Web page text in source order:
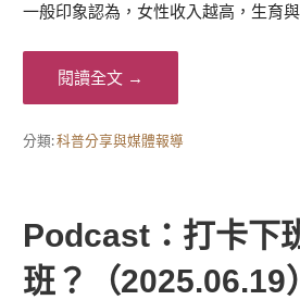
一般印象認為，女性收入越高，生育
閱讀全文 →
分類:科普分享與媒體報導
Podcast：打卡下
班？（2025.06.19）